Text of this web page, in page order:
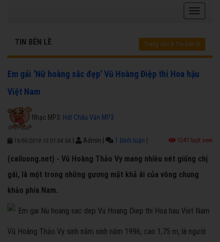
TIN BÊN LỀ Trang chủ Tin bên lề
Em gái 'Nữ hoàng sắc đẹp' Vũ Hoàng Điệp thi Hoa hậu
Việt Nam
Nhạc MP3: Hát Chầu Văn MP3
19/06/2018 10:01:04 SA Admin 1 bình luận 1247 lượt xem
(cailuong.net) - Vũ Hoàng Thảo Vy mang nhiều nét giống chị
gái, là một trong những gương mặt khả ái của vòng chung
khảo phía Nam.
Vũ Hoàng Thảo Vy sinh năm sinh năm 1996, cao 1,75 m, là người